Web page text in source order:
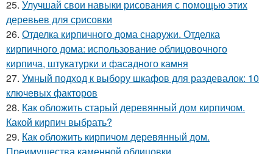
25. Улучшай свои навыки рисования с помощью этих
деревьев для срисовки
26. Отделка кирпичного дома снаружи. Отделка
кирпичного дома: использование облицовочного
кирпича, штукатурки и фасадного камня
27. Умный подход к выбору шкафов для раздевалок: 10
ключевых факторов
28. Как обложить старый деревянный дом кирпичом.
Какой кирпич выбрать?
29. Как обложить кирпичом деревянный дом.